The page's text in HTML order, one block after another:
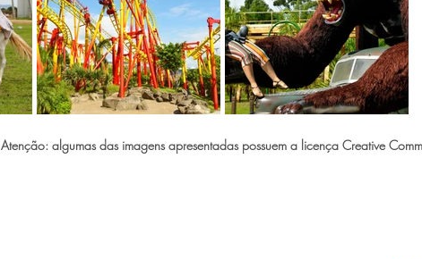
Atenção: algumas das imagens apresentadas possuem a licença Creative